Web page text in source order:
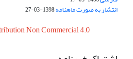
انتشار به صورت ماهنامه1398-03-27
Non Commercial 4.0